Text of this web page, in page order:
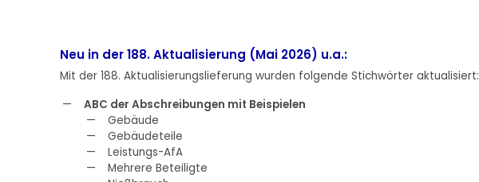
Neu in der 188. Aktualisierung (Mai 2026) u.a.:
Mit der 188. Aktualisierungslieferung wurden folgende Stichwörter aktualisiert:
ABC der Abschreibungen mit Beispielen
Gebäude
Gebäudeteile
Leistungs-AfA
Mehrere Beteiligte